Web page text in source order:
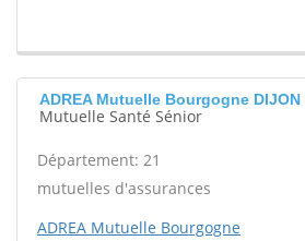
ADREA Mutuelle Bourgogne DIJON
Mutuelle Santé Sénior
Département: 21
mutuelles d'assurances
ADREA Mutuelle Bourgogne